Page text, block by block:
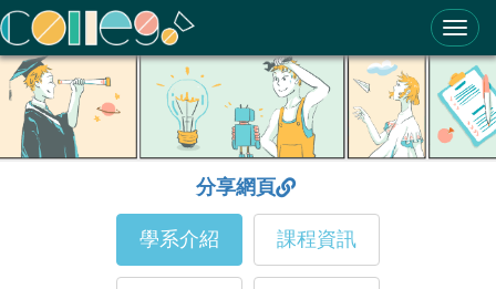
ColleGo! 大學選才與高中育才輔助系統
分享網頁
學系介紹 課程資訊